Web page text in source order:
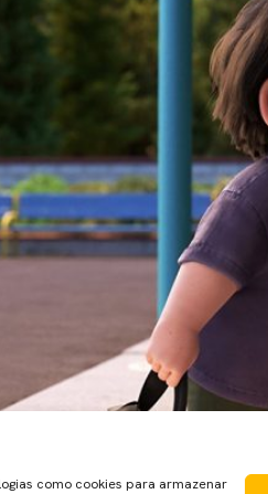
como cookies para armazenar